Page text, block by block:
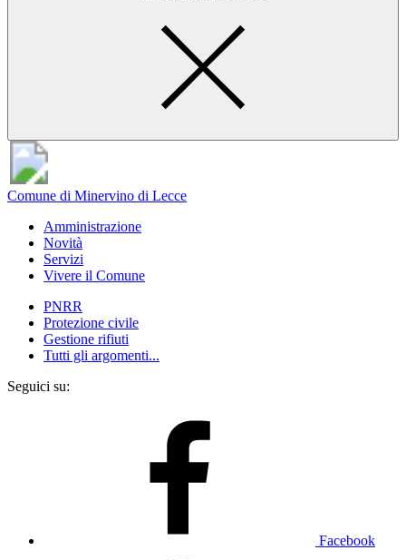
Comune di Minervino di Lecce
Amministrazione
Novità
Servizi
Vivere il Comune
PNRR
Protezione civile
Gestione rifiuti
Tutti gli argomenti...
Seguici su:
Facebook